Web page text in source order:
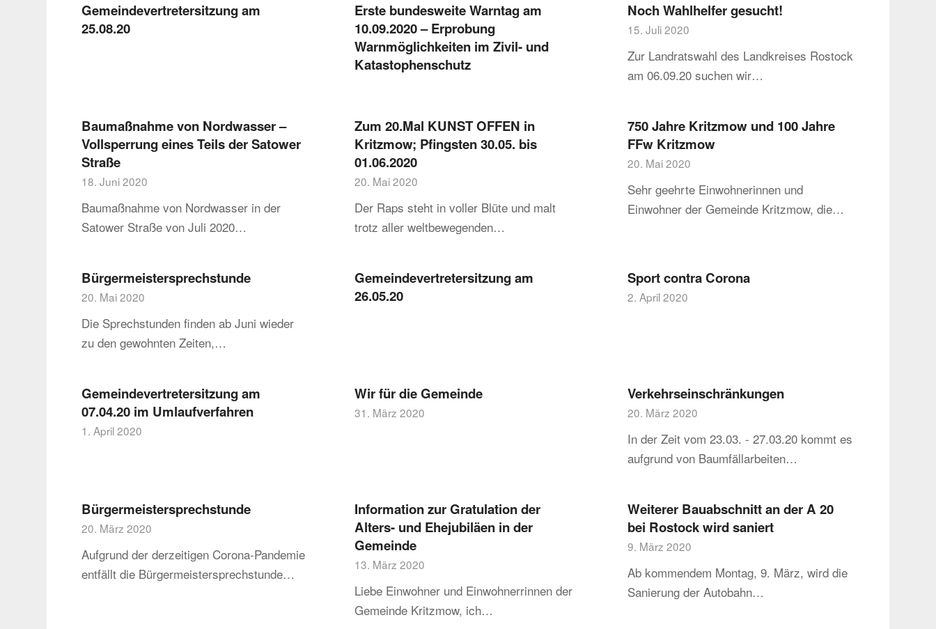
Gemeindevertretersitzung am
25.08.20
Erste bundesweite Warntag am
10.09.2020 – Erprobung
Warnmöglichkeiten im Zivil- und
Katastophenschutz
Noch Wahlhelfer gesucht!
15. Juli 2020
Zur Landratswahl des Landkreises Rostock
am 06.09.20 suchen wir…
Baumaßnahme von Nordwasser –
Vollsperrung eines Teils der Satower
Straße
18. Juni 2020
Baumaßnahme von Nordwasser in der
Satower Straße von Juli 2020…
Zum 20.Mal KUNST OFFEN in
Kritzmow; Pfingsten 30.05. bis
01.06.2020
20. Mai 2020
Der Raps steht in voller Blüte und malt
trotz aller weltbewegenden…
750 Jahre Kritzmow und 100 Jahre
FFw Kritzmow
20. Mai 2020
Sehr geehrte Einwohnerinnen und
Einwohner der Gemeinde Kritzmow, die…
Bürgermeistersprechstunde
20. Mai 2020
Die Sprechstunden finden ab Juni wieder
zu den gewohnten Zeiten,…
Gemeindevertretersitzung am
26.05.20
Sport contra Corona
2. April 2020
Gemeindevertretersitzung am
07.04.20 im Umlaufverfahren
1. April 2020
Wir für die Gemeinde
31. März 2020
Verkehrseinschränkungen
20. März 2020
In der Zeit vom 23.03. - 27.03.20 kommt es
aufgrund von Baumfällarbeiten…
Bürgermeistersprechstunde
20. März 2020
Aufgrund der derzeitigen Corona-Pandemie
entfällt die Bürgermeistersprechstunde…
Information zur Gratulation der
Alters- und Ehejubiläen in der
Gemeinde
13. März 2020
Liebe Einwohner und Einwohnerrinnen der
Gemeinde Kritzmow, ich…
Weiterer Bauabschnitt an der A 20
bei Rostock wird saniert
9. März 2020
Ab kommendem Montag, 9. März, wird die
Sanierung der Autobahn…